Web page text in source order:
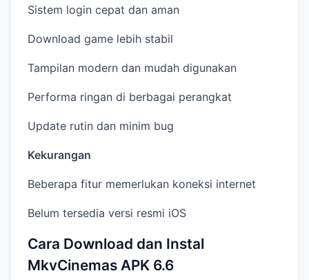
Sistem login cepat dan aman
Download game lebih stabil
Tampilan modern dan mudah digunakan
Performa ringan di berbagai perangkat
Update rutin dan minim bug
Kekurangan
Beberapa fitur memerlukan koneksi internet
Belum tersedia versi resmi iOS
Cara Download dan Instal
MkvCinemas APK 6.6